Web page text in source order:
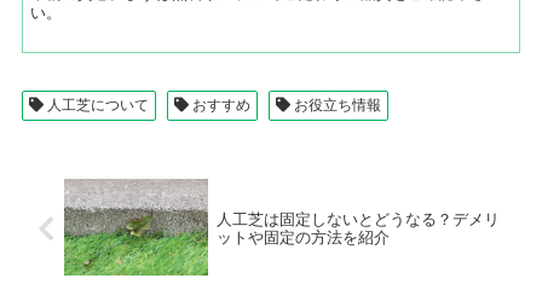
い。
人工芝について おすすめ お役立ち情報
人工芝は固定しないとどうなる？デメリ
ットや固定の方法を紹介